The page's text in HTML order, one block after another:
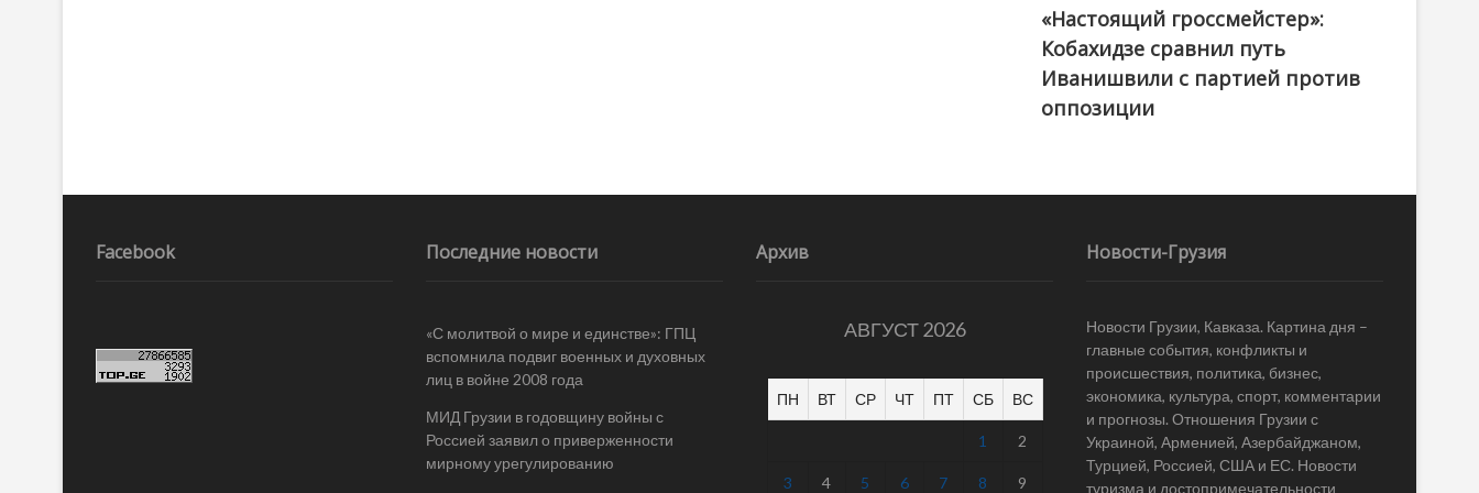
@ქართული ოცნება / Georgian Dream
«Настоящий гроссмейстер»:
Кобахидзе сравнил путь
Иванишвили с партией против
оппозиции
Facebook Последние новости
«С молитвой о мире и единстве»: ГПЦ
вспомнила подвиг военных и духовных
лиц в войне 2008 года
МИД Грузии в годовщину войны с
Россией заявил о приверженности
мирному урегулированию
Архив
АВГУСТ 2026
ПН ВТ СР ЧТ ПТ СБ ВС
1 2
3 4 5 6 7 8 9
Новости-Грузия
Новости Грузии, Кавказа. Картина дня –
главные события, конфликты и
происшествия, политика, бизнес,
экономика, культура, спорт, комментарии
и прогнозы. Отношения Грузии с
Украиной, Арменией, Азербайджаном,
Турцией, Россией, США и ЕС. Новости
туризма и достопримечательности